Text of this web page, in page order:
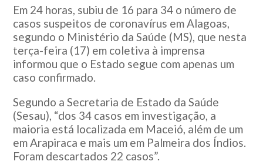
Em 24 horas, subiu de 16 para 34 o número de
casos suspeitos de coronavírus em Alagoas,
segundo o Ministério da Saúde (MS), que nesta
terça-feira (17) em coletiva à imprensa
informou que o Estado segue com apenas um
caso confirmado.
Segundo a Secretaria de Estado da Saúde
(Sesau), “dos 34 casos em investigação, a
maioria está localizada em Maceió, além de um
em Arapiraca e mais um em Palmeira dos Índios.
Foram descartados 22 casos”.